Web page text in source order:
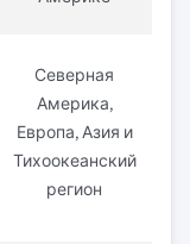
Северная
Америка,
Европа, Азия и
Тихоокеанский
регион